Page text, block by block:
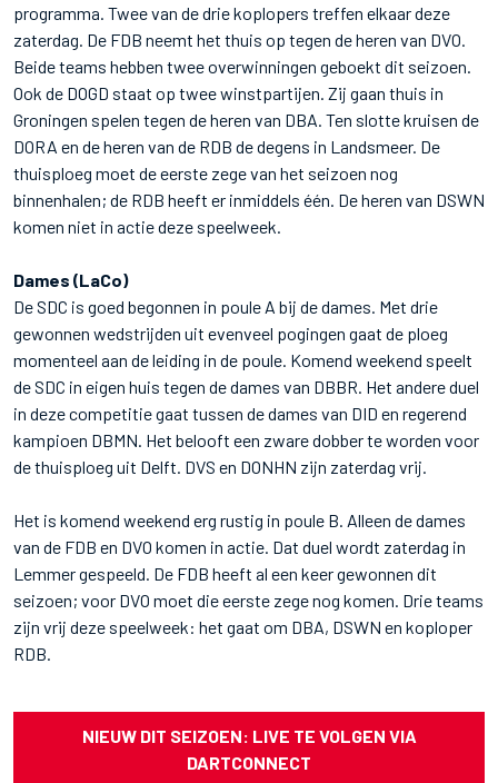
programma. Twee van de drie koplopers treffen elkaar deze
zaterdag. De FDB neemt het thuis op tegen de heren van DVO.
Beide teams hebben twee overwinningen geboekt dit seizoen.
Ook de DOGD staat op twee winstpartijen. Zij gaan thuis in
Groningen spelen tegen de heren van DBA. Ten slotte kruisen de
DORA en de heren van de RDB de degens in Landsmeer. De
thuisploeg moet de eerste zege van het seizoen nog
binnenhalen; de RDB heeft er inmiddels één. De heren van DSWN
komen niet in actie deze speelweek.
Dames (LaCo)
De SDC is goed begonnen in poule A bij de dames. Met drie
gewonnen wedstrijden uit evenveel pogingen gaat de ploeg
momenteel aan de leiding in de poule. Komend weekend speelt
de SDC in eigen huis tegen de dames van DBBR. Het andere duel
in deze competitie gaat tussen de dames van DID en regerend
kampioen DBMN. Het belooft een zware dobber te worden voor
de thuisploeg uit Delft. DVS en DONHN zijn zaterdag vrij.
Het is komend weekend erg rustig in poule B. Alleen de dames
van de FDB en DVO komen in actie. Dat duel wordt zaterdag in
Lemmer gespeeld. De FDB heeft al een keer gewonnen dit
seizoen; voor DVO moet die eerste zege nog komen. Drie teams
zijn vrij deze speelweek: het gaat om DBA, DSWN en koploper
RDB.
NIEUW DIT SEIZOEN: LIVE TE VOLGEN VIA
DARTCONNECT